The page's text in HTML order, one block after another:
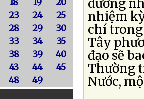
18 19
20
23 24
25
28 29
30
33 34
35
38 39
40
43 44
45
48 49
dường
nhiệm
chí trong
Tây
đạo sẽ
Thường
Nước,